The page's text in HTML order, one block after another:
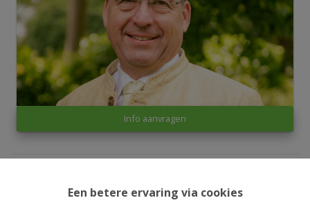
Een betere ervaring via cookies
Info aanvragen